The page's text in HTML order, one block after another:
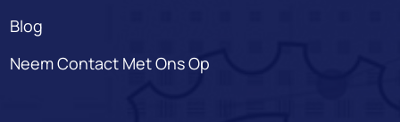
Blog
Neem Contact Met Ons Op